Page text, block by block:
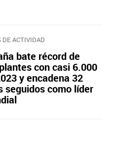
DE ACTIVIDAD
bate récord de
con casi 6.000
y encadena 32
seguidos como líder